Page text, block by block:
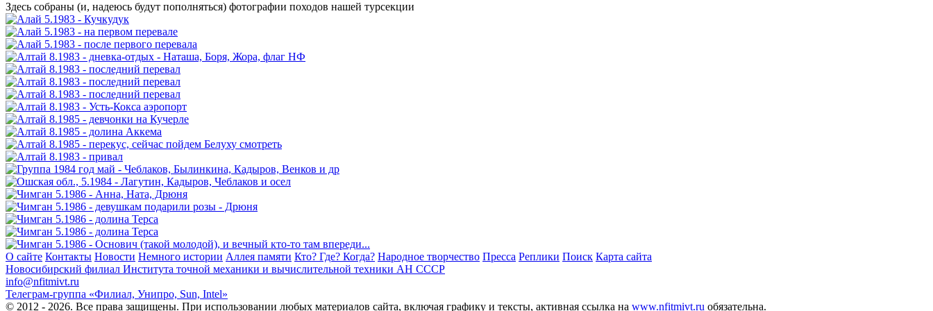
Здесь собраны (и, надеюсь будут пополняться) фотографии походов нашей турсекции
О сайте Контакты Новости Немного истории Аллея памяти Кто? Где? Когда? Народное творчество Пресса Реплики Поиск Карта сайта
Новосибирский филиал Института точной механики и вычислительной техники АН СССР
info@nfitmivt.ru
Телеграм-группа «Филиал, Унипро, Sun, Intel»
© 2012 - 2026. Все права защищены. При использовании любых материалов сайта, включая графику и тексты, активная ссылка на www.nfitmivt.ru обязательна.